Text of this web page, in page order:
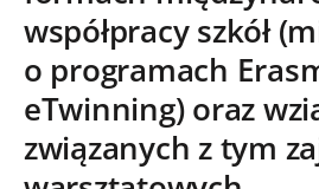
współpracy szkół
o programach
eTwinning) oraz
związanych z tym